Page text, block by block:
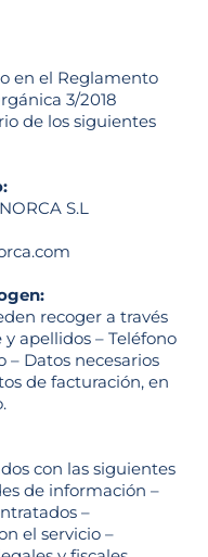
en el Reglamento
3/2018
de los siguientes
S.L
recoger a través
apellidos – Teléfono
– Datos necesarios
de facturación, en
con las siguientes
de información –
–
el servicio –